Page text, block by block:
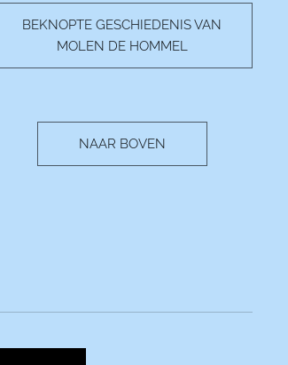
BEKNOPTE GESCHIEDENIS VAN
MOLEN DE HOMMEL
NAAR BOVEN